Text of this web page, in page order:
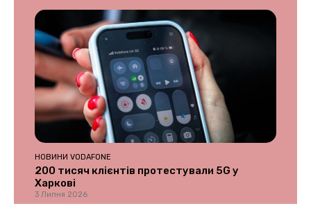
НОВИНИ VODAFONE
200 тисяч клієнтів протестували 5G у
Харкові
3 Липня 2026